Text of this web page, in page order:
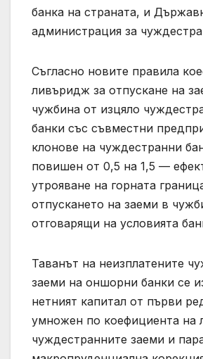
банка на страната, и
администрация за
Съгласно новите правила
ливъридж за отпускане на
чужбина от изцяло
банки със съвместни
клонове на чуждестранни
повишен от 0,5 на 1,5 —
утрояване на горната
отпускането на заеми в
отговарящи на условията
Таванът на неизплатените
заеми на оншорни банки се
нетният капитал от първи
умножен по коефициента на
чуждестранните заеми и